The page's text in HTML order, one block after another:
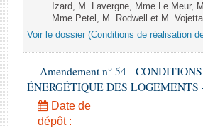
Comptes rendus des débats
Izard, M. Lavergne, Mme Le Meur,
Mme Petel, M. Rodwell et M.
Voir le dossier (Conditions de réalisation
Amendement n° 54 -
ÉNERGÉTIQUE DES LOGEMENTS
Date de
dépôt :